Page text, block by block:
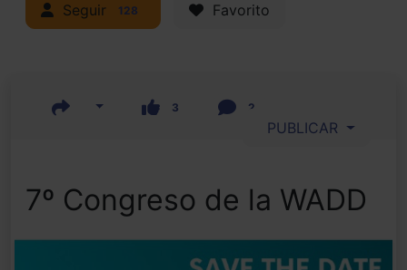
Seguir 128 Favorito
3 2
PUBLICAR
7º Congreso de la WADD